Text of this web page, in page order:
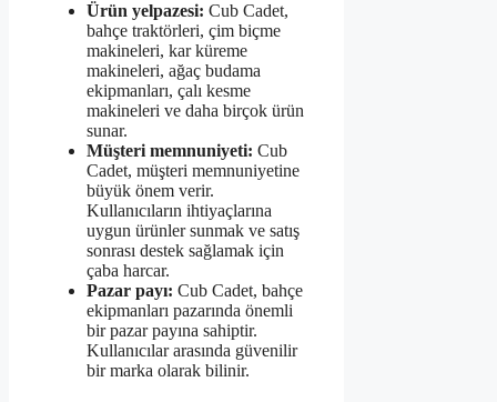
Ürün yelpazesi: Cub Cadet,
bahçe traktörleri, çim biçme
makineleri, kar küreme
makineleri, ağaç budama
ekipmanları, çalı kesme
makineleri ve daha birçok ürün
sunar.
Müşteri memnuniyeti: Cub
Cadet, müşteri memnuniyetine
büyük önem verir.
Kullanıcıların ihtiyaçlarına
uygun ürünler sunmak ve satış
sonrası destek sağlamak için
çaba harcar.
Pazar payı: Cub Cadet, bahçe
ekipmanları pazarında önemli
bir pazar payına sahiptir.
Kullanıcılar arasında güvenilir
bir marka olarak bilinir.